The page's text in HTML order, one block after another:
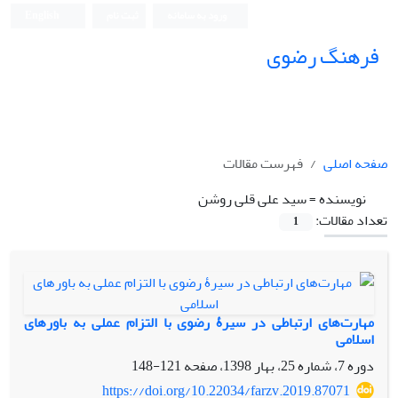
فرهنگ رضوی
صفحه اصلی
فهرست مقالات
نویسنده =سید علی قلی روشن
تعداد مقالات:
1
مهارت‌های ارتباطی در سیرۀ رضوی با التزام عملی به باورهای
اسلامی
دوره 7، شماره 25، بهار 1398، صفحه
121-148
https://doi.org/10.22034/farzv.2019.87071